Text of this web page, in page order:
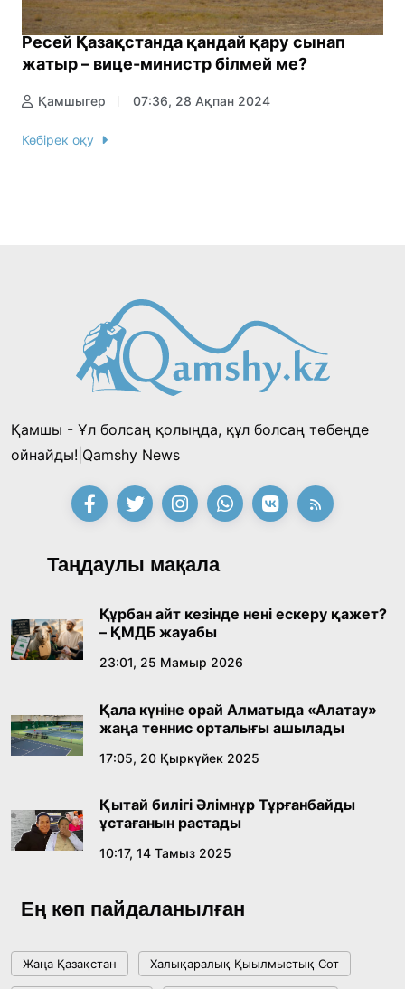
Ресей Қазақстанда қандай қару сынап
жатыр – вице-министр білмей ме?
Қамшыгер 07:36, 28 Ақпан 2024
Көбірек оқу
Қамшы - Ұл болсаң қолыңда, құл болсаң төбеңде
ойнайды!|Qamshy News
Таңдаулы мақала
Құрбан айт кезінде нені ескеру қажет?
– ҚМДБ жауабы
23:01, 25 Мамыр 2026
Қала күніне орай Алматыда «Алатау»
жаңа теннис орталығы ашылады
17:05, 20 Қыркүйек 2025
Қытай билігі Әлімнұр Тұрғанбайды
ұстағанын растады
10:17, 14 Тамыз 2025
Ең көп пайдаланылған
Жаңа Қазақстан Халықаралық Қыылмыстық Сот